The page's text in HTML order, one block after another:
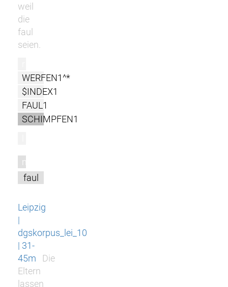
weil
die
faul
seien.
WERFEN1^*
$INDEX1
FAUL1
SCHIMPFEN1
m
faul
Leipzig
|
dgskorpus_lei_10
| 31-
45m
Die
Eltern
lassen